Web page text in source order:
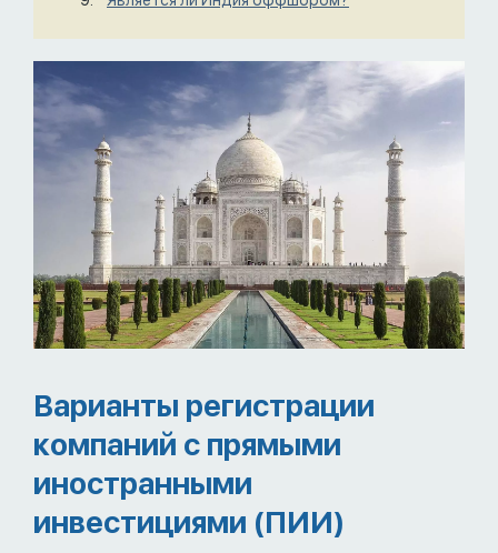
Варианты регистрации
компаний с прямыми
иностранными
инвестициями (ПИИ)